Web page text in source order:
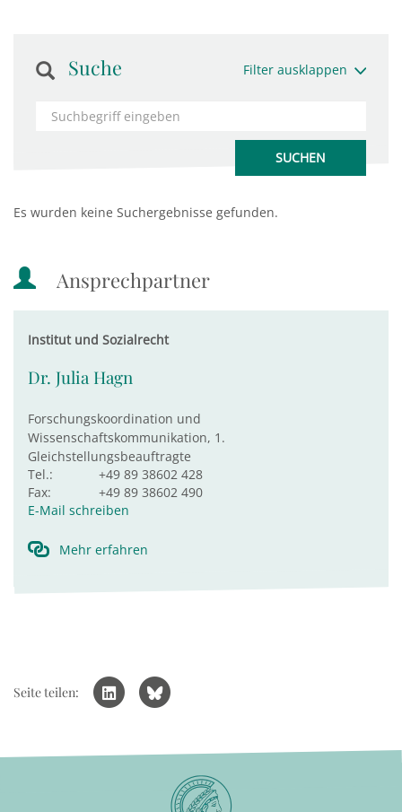
Suche Filter ausklappen
Es wurden keine Suchergebnisse gefunden.
Ansprechpartner
Institut und Sozialrecht
Dr. Julia Hagn
Forschungskoordination und
Wissenschaftskommunikation, 1.
Gleichstellungsbeauftragte
Tel.:
+49 89 38602 428
Fax:
+49 89 38602 490
E-Mail schreiben
Mehr erfahren
Seite teilen: